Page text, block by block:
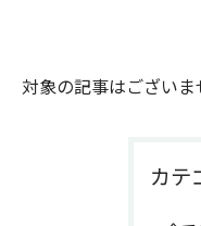
対象の記事はございま
カテ